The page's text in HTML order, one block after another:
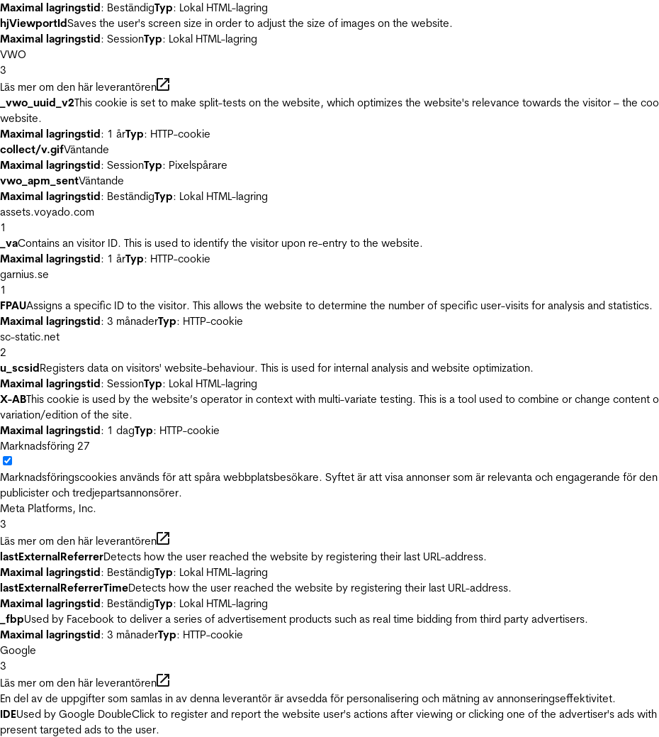
Maximal lagringstid: BeständigTyp: Lokal HTML-lagring
hjViewportIdSaves the user's screen size in order to adjust the size of images on the website.
Maximal lagringstid: SessionTyp: Lokal HTML-lagring
VWO
3
Läs mer om den här leverantören
_vwo_uuid_v2This cookie is set to make split-tests on the website, which optimizes the website's relevance towards the visitor – the
website.
Maximal lagringstid: 1 årTyp: HTTP-cookie
collect/v.gifVäntande
Maximal lagringstid: SessionTyp: Pixelspårare
vwo_apm_sentVäntande
Maximal lagringstid: BeständigTyp: Lokal HTML-lagring
assets.voyado.com
1
_vaContains an visitor ID. This is used to identify the visitor upon re-entry to the website.
Maximal lagringstid: 1 årTyp: HTTP-cookie
garnius.se
1
FPAUAssigns a specific ID to the visitor. This allows the website to determine the number of specific user-visits for analysis and statistics.
Maximal lagringstid: 3 månaderTyp: HTTP-cookie
sc-static.net
2
u_scsidRegisters data on visitors' website-behaviour. This is used for internal analysis and website optimization.
Maximal lagringstid: SessionTyp: Lokal HTML-lagring
X-ABThis cookie is used by the website’s operator in context with multi-variate testing. This is a tool used to combine or change
variation/edition of the site.
Maximal lagringstid: 1 dagTyp: HTTP-cookie
Marknadsföring 27
Marknadsföringscookies används för att spåra webbplatsbesökare. Syftet är att visa annonser som är relevanta och engagerande för
publicister och tredjepartsannonsörer.
Meta Platforms, Inc.
3
Läs mer om den här leverantören
lastExternalReferrerDetects how the user reached the website by registering their last URL-address.
Maximal lagringstid: BeständigTyp: Lokal HTML-lagring
lastExternalReferrerTimeDetects how the user reached the website by registering their last URL-address.
Maximal lagringstid: BeständigTyp: Lokal HTML-lagring
_fbpUsed by Facebook to deliver a series of advertisement products such as real time bidding from third party advertisers.
Maximal lagringstid: 3 månaderTyp: HTTP-cookie
Google
3
Läs mer om den här leverantören
En del av de uppgifter som samlas in av denna leverantör är avsedda för personalisering och mätning av annonseringseffektivitet.
IDEUsed by Google DoubleClick to register and report the website user's actions after viewing or clicking one of the advertiser's ads
present targeted ads to the user.